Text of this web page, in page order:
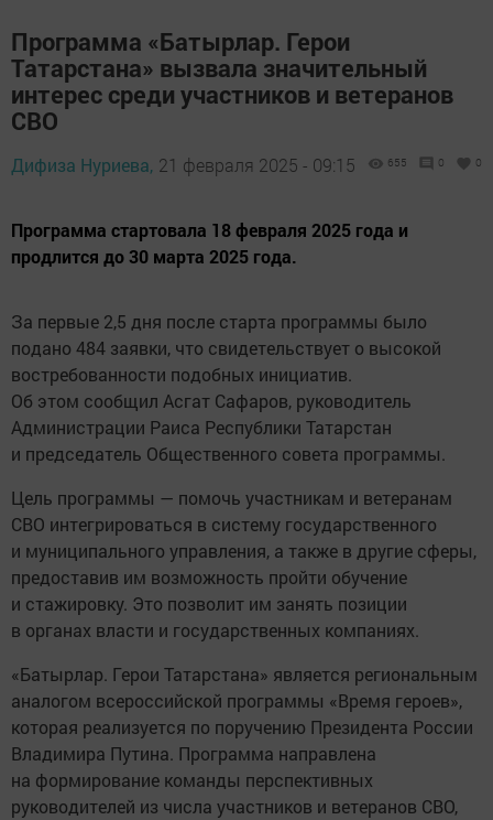
Программа «Батырлар. Герои
Татарстана» вызвала значительный
интерес среди участников и ветеранов
СВО
Дифиза Нуриева, 21 февраля 2025 - 09:15 655 0 0
Программа стартовала 18 февраля 2025 года и
продлится до 30 марта 2025 года.
За первые 2,5 дня после старта программы было
подано 484 заявки, что свидетельствует о высокой
востребованности подобных инициатив.
Об этом сообщил Асгат Сафаров, руководитель
Администрации Раиса Республики Татарстан
и председатель Общественного совета программы.
Цель программы — помочь участникам и ветеранам
СВО интегрироваться в систему государственного
и муниципального управления, а также в другие сферы,
предоставив им возможность пройти обучение
и стажировку. Это позволит им занять позиции
в органах власти и государственных компаниях.
«Батырлар. Герои Татарстана» является региональным
аналогом всероссийской программы «Время героев»,
которая реализуется по поручению Президента России
Владимира Путина. Программа направлена
на формирование команды перспективных
руководителей из числа участников и ветеранов СВО,